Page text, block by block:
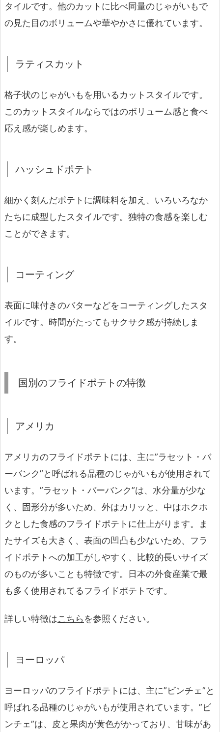
タイルです。他のカットに比べ同量のじゃがいもで
の見た目のボリュームや華やかさに優れています。
ラティスカット
格子状のじゃがいもを用いるカットスタイルです。
このカットスタイルならではのボリューム感と食べ
応え感が楽しめます。
ハッシュドポテト
細かく刻んだポテトに調味料を加え、いろいろなか
たちに成型したスタイルです。独特の食感を楽しむ
ことができます。
コーティング
表面に味付きのバターなどをコーティングしたスタ
イルです。時間がたってもサクサク感が持続しま
す。
国別のフライドポテトの特徴
アメリカ
アメリカのフライドポテトには、主に”ラセット・バ
ーバンク”と呼ばれる品種のじゃがいもが使用されて
います。”ラセット・バーバンク”は、水分量が少な
く、固形分が多いため、外はカリッと、中はホクホ
クとした食感のフライドポテトに仕上がります。ま
たサイズも大きく、表面の凹凸も少ないため、フラ
イドポテトへの加工がしやすく、比較的長いサイズ
のものが多いことも特徴です。日本の外食産業で最
も多く使用されてるフライドポテトです。
詳しい特徴はこちら を参照ください。
ヨーロッパ
ヨーロッパのフライドポテトには、主に”ビンチェ”と
呼ばれる品種のじゃがいもが使用されています。”ビ
ンチェ”は、皮と果肉が黄色がかっており、甘味があ